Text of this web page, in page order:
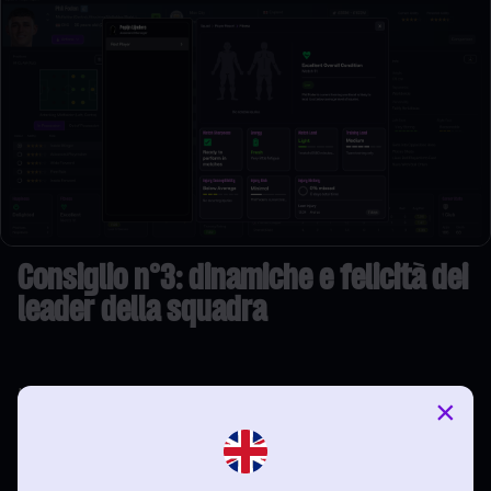
Consiglio n°3: dinamiche e felicità dei
leader della squadra
L'abbiamo già accennato: il morale è un fattore
squadra, sull'unione del gruppo, sull'allenamento, la forma,
la preparazione alla partita e le prestazioni in generale.
×